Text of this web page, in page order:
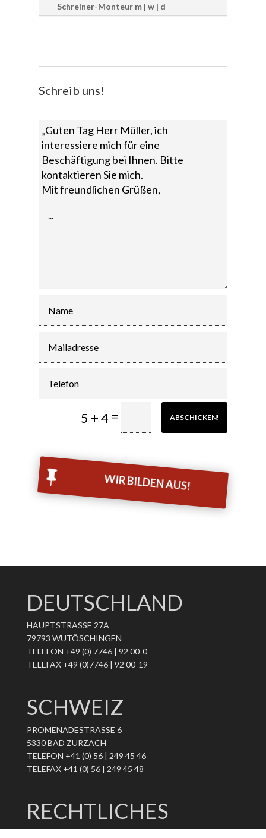
Schreiner-Monteur m | w | d
Schreib uns!
„Guten Tag Herr Müller, ich
interessiere mich für eine
Beschäftigung bei Ihnen. Bitte
kontaktieren Sie mich.
Mit freundlichen Grüßen,
5 + 4 = ABSCHICKEN!
 WIR BILDEN AUS!
DEUTSCHLAND
HAUPTSTRASSE 27A
79793 WUTÖSCHINGEN
TELEFON +49 (0) 7746 | 92 00-0
TELEFAX +49 (0)7746 | 92 00-19
SCHWEIZ
PROMENADESTRASSE 6
5330 BAD ZURZACH
TELEFON +41 (0) 56 | 249 45 46
TELEFAX +41 (0) 56 | 249 45 48
RECHTLICHES